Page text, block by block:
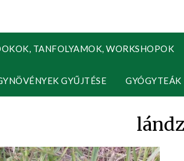
TANFOLYAMOK, WORKSHOPOK
GYŰJTÉSE GYÓGYTEÁK